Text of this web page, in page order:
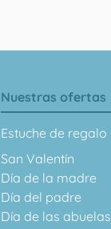
Nuestras ofertas
Estuche de regalo
San Valentín
Día de la madre
Día del padre
Día de las abuelas